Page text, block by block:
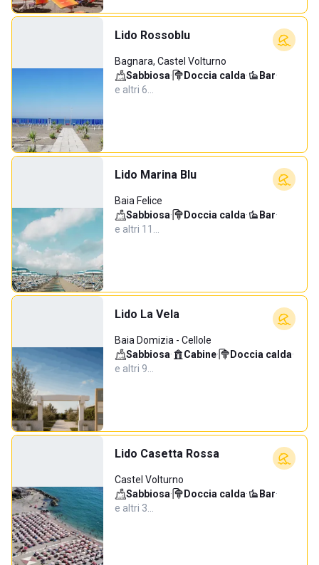
Lido Rossoblu
Bagnara, Castel Volturno
Sabbiosa· Doccia calda· Bar·
e altri 6…
Lido Marina Blu
Baia Felice
Sabbiosa· Doccia calda· Bar·
e altri 11…
Lido La Vela
Baia Domizia - Cellole
Sabbiosa· Cabine· Doccia calda·
e altri 9…
Lido Casetta Rossa
Castel Volturno
Sabbiosa· Doccia calda· Bar·
e altri 3…